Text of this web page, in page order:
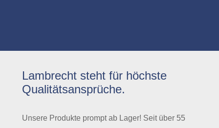
Lambrecht steht für höchste
Qualitätsansprüche.
Unsere Produkte prompt ab Lager! Seit über 55